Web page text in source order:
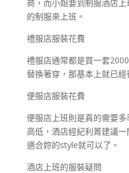
商，而小姐要到制服酒店
的制服來上班。
禮服店服裝花費
禮服店通常都是買一套
替換著穿，那基本上就已經
便服店服裝花費
便服店上班則是真的需要
高低，酒店經紀利菁建議
適合妳的style就可以了。
酒店上班的服裝疑問